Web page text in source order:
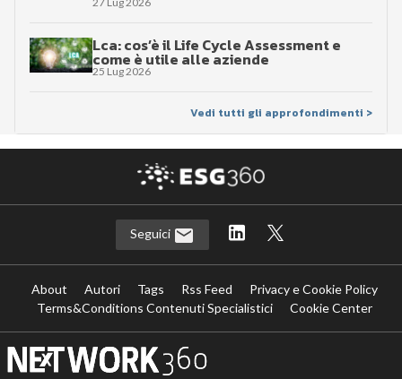
Lca: cos’è il Life Cycle Assessment e
come è utile alle aziende
25 Lug 2026
Vedi tutti gli approfondimenti >
Seguici
About Autori Tags Rss Feed
Privacy e Cookie Policy
Terms&Conditions Contenuti Specialistici
Cookie Center